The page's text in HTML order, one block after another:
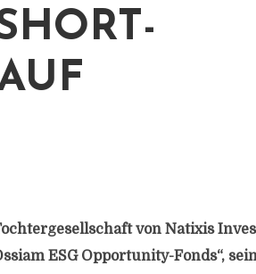
von Natixis
ESG Opportunity-Fonds“,